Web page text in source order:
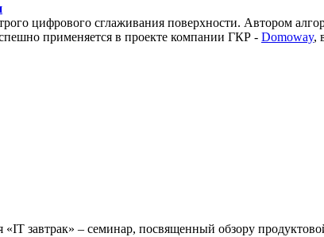
цифрового сглаживания поверхности. Автором
применяется в проекте компании ГКР - Domoway,
«IT завтрак» – семинар, посвященный обзору